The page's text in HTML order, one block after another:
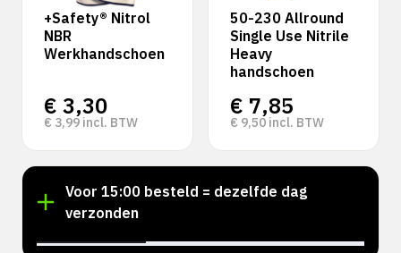
+Safety® Nitrol
NBR
Werkhandschoen
€ 3,30
€ 3,99 incl. BTW
50-230 Allround
Single Use Nitrile
Heavy
handschoen
€ 7,85
€ 9,50 incl. BTW
Voor 15:00 besteld = dezelfde dag
verzonden